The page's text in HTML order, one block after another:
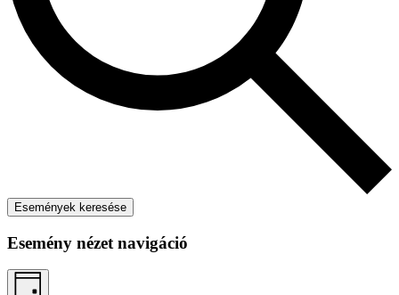
Események keresése
Esemény nézet navigáció